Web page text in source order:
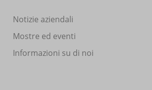
Notizie aziendali
Mostre ed eventi
Informazioni su di noi